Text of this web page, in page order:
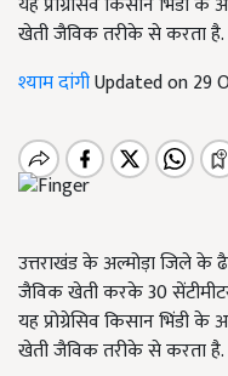
खेती जैविक तरीके से करता है.
श्याम दांगीUpdated on 29
उत्तराखंड के अल्मोड़ा जिले
जैविक खेती करके 30
यह प्रोग्रेसिव किसान भिंडी
खेती जैविक तरीके से करता है.